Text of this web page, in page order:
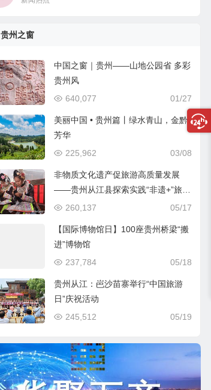
贵州之窗
中国之窗｜贵州——山地公园省 多彩
贵州风
01/27
640,077
美丽中国 • 贵州篇丨绿水青山，金黔
芳华
03/08
225,962
非物质文化遗产促旅游高质量发展
——贵州从江县探索实践“非遗+”旅游
发展模式走笔
05/17
260,137
【国际博物馆日】100座贵州桥梁“搬
进”博物馆
05/18
237,784
贵州从江：岜沙苗寨举行“中国旅游
日”庆祝活动
05/19
245,512